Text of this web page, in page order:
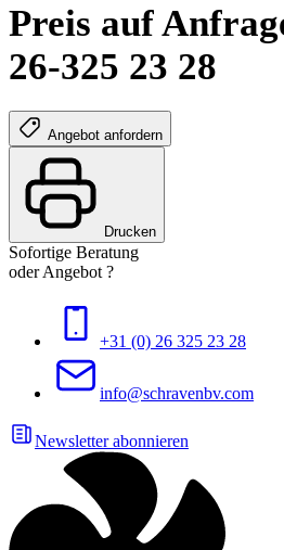
Preis auf
26-325 23 28
Angebot anfordern
Drucken
Sofortige Beratung
oder Angebot ?
+31 (0) 26 325 23 28
info@schravenbv.com
Newsletter abonnieren